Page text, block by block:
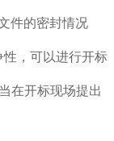
件的密封情况
性，可以进行开标
在开标现场提出